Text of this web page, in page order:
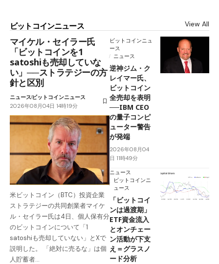
ビットコインニュース View All
マイケル・セイラー氏
「ビットコインを1
satoshiも売却していな
い」──ストラテジーの方
針と区別
ニュースビットコインニュース
2026年08月04日 14時19分
米ビットコイン（BTC）投資企業
ストラテジーの共同創業者マイケ
ル・セイラー氏は4日、個人保有分
のビットコインについて「1
satoshiも売却していない」とXで
説明した。 「絶対に売るな」は個
人貯蓄者…
ビットコインニュ
ース
ニュース
逆神ジム・ク
レイマー氏、
ビットコイン
全売却を表明
──IBM CEO
の量子コンピ
ューター警告
が発端
2026年08月04
日 11時49分
ニュース
ビットコインニ
ュース
「ビットコイ
ンは過渡期」
ETF資金流入
とオンチェー
ン活動が下支
え＝グラスノ
ード分析